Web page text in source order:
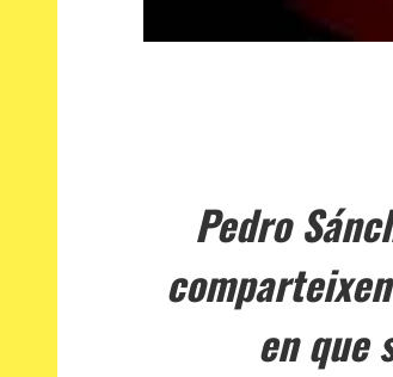
Pedro
en que